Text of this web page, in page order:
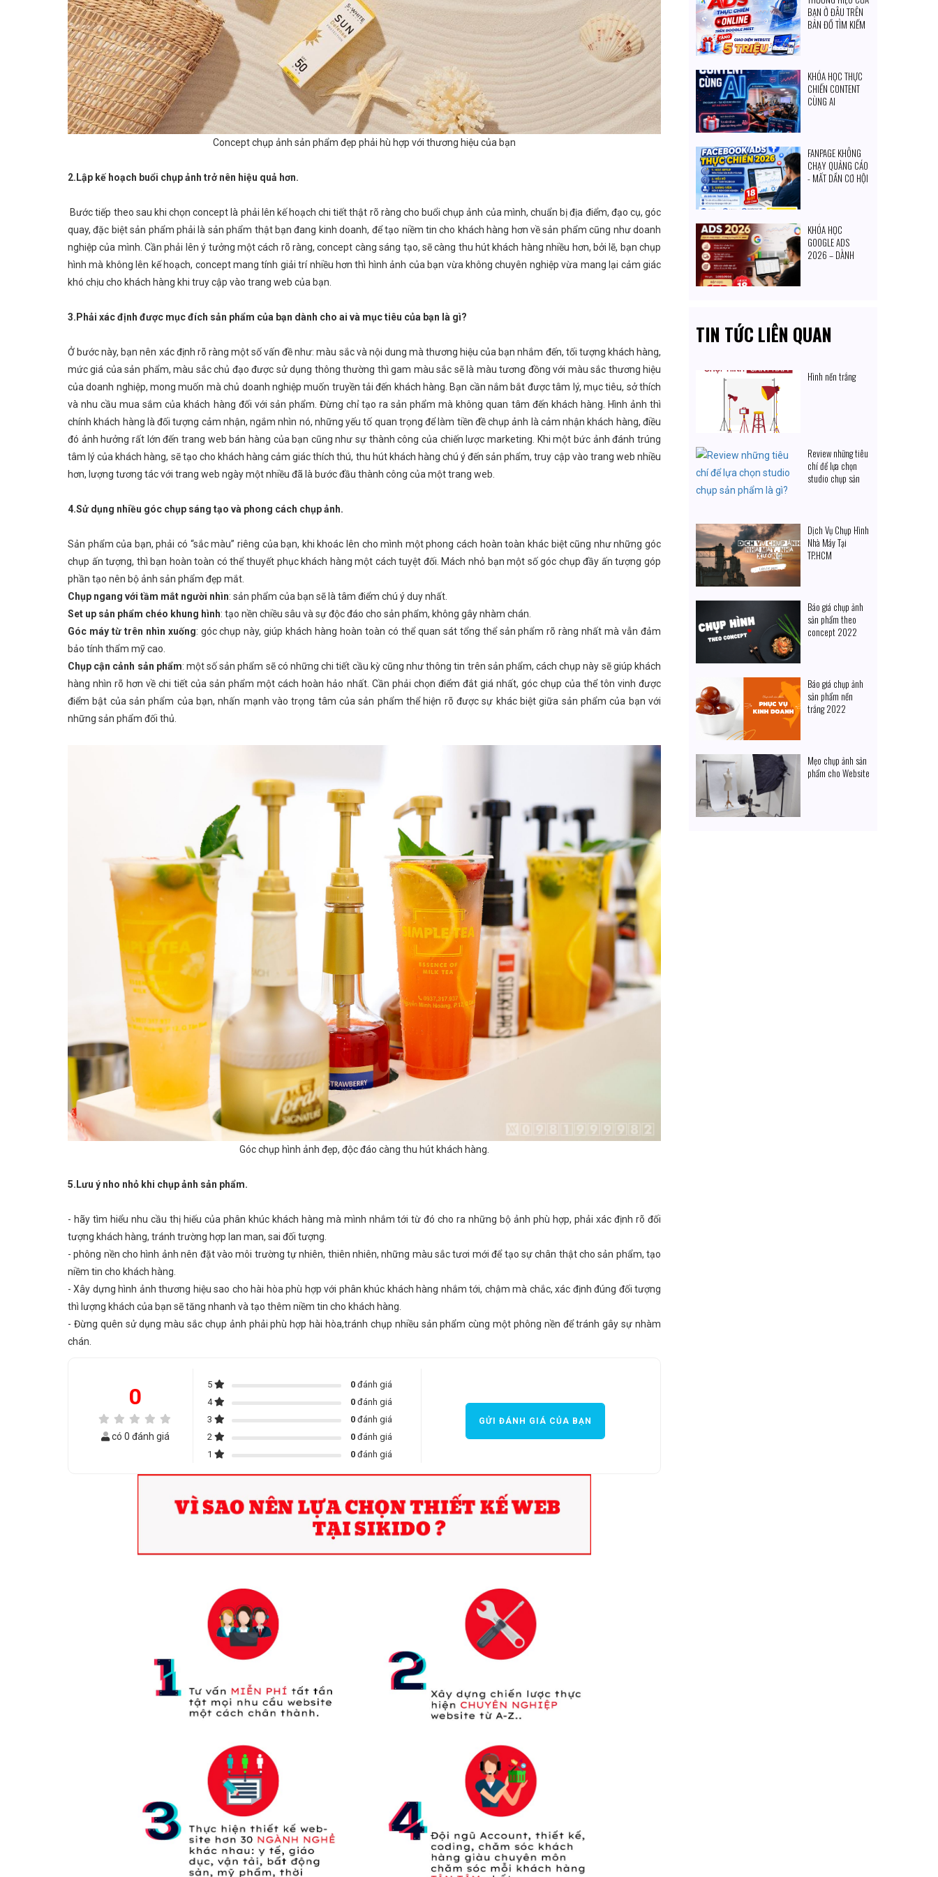
Concept chụp ảnh sản phẩm đẹp phải hù hợp với thương hiệu của bạn
2.Lập kế hoạch buổi chụp ảnh trở nên hiệu quả hơn.
Bước tiếp theo sau khi chọn concept là phải lên kế hoạch chi tiết thật rõ ràng cho buổi chụp ảnh của mình, chuẩn bị địa điểm, đạo cụ, góc
quay, đặc biệt sản phẩm phải là sản phẩm thật bạn đang kinh doanh, để tạo niềm tin cho khách hàng hơn về sản phẩm cũng như doanh
nghiệp của mình. Cần phải lên ý tưởng một cách rõ ràng, concept càng sáng tạo, sẽ càng thu hút khách hàng nhiều hơn, bởi lẽ, bạn chụp
hình mà không lên kế hoạch, concept mang tính giải trí nhiều hơn thì hình ảnh của bạn vừa không chuyên nghiệp vừa mang lại cảm giác
khó chịu cho khách hàng khi truy cập vào trang web của bạn.
3.Phải xác định được mục đích sản phẩm của bạn dành cho ai và mục tiêu của bạn là gì?
Ở bước này, bạn nên xác định rõ ràng một số vấn đề như: màu sắc và nội dung mà thương hiệu của bạn nhắm đến, tối tượng khách hàng,
mức giá của sản phẩm, màu sắc chủ đạo được sử dụng thông thường thì gam màu sắc sẽ là màu tương đồng với màu sắc thương hiệu
của doanh nghiệp, mong muốn mà chủ doanh nghiệp muốn truyền tải đến khách hàng. Bạn cần nắm bắt được tâm lý, mục tiêu, sở thích
và nhu cầu mua sắm của khách hàng đối với sản phẩm. Đừng chỉ tạo ra sản phẩm mà không quan tâm đến khách hàng. Hình ảnh thì
chính khách hàng là đối tượng cảm nhận, ngắm nhìn nó, những yếu tố quan trọng để làm tiền đềchụp ảnh là cảm nhận khách hàng, điều
đó ảnh hưởng rất lớn đến trang web bán hàng của bạn cũng như sự thành công của chiến lược marketing. Khi một bức ảnh đánh trúng
tâm lý của khách hàng, sẽ tạo cho khách hàng cảm giác thích thú, thu hút khách hàng chú ý đến sản phẩm, truy cập vào trang web nhiều
hơn, lượng tương tác với trang web ngày một nhiều đã là bước đầu thành công của một trang web.
4.Sử dụng nhiều góc chụp sáng tạo và phong cách chụp ảnh.
Sản phẩm của bạn, phải có “sắc màu” riêng của bạn, khi khoác lên cho mình một phong cách hoàn toàn khác biệt cũng như những góc
chụp ấn tượng, thì bạn hoàn toàn có thể thuyết phục khách hàng một cách tuyệt đối. Mách nhỏ bạn một số góc chụp đầy ấn tượng góp
phần tạo nên bộ ảnh sản phẩm đẹp mắt.
Chụp ngang với tầm mắt người nhìn: sản phẩm của bạn sẽ là tâm điểm chú ý duy nhất.
Set up sản phẩm chéo khung hình: tạo nền chiều sâu và sự độc đáo cho sản phẩm, không gây nhàm chán.
Góc máy từ trên nhìn xuống: góc chụp này, giúp khách hàng hoàn toàn có thể quan sát tổng thể sản phẩm rõ ràng nhất mà vẫn đảm
bảo tính thẩm mỹ cao.
Chụp cận cảnh sản phẩm: một số sản phẩm sẽ có những chi tiết cầu kỳ cũng như thông tin trên sản phẩm, cách chụp này sẽ giúp khách
hàng nhìn rõ hơn về chi tiết của sản phẩm một cách hoàn hảo nhất. Cần phải chọn điểm đắt giá nhất, góc chụp của thể tôn vinh được
điểm bật của sản phẩm của bạn, nhấn mạnh vào trọng tâm của sản phẩm thể hiện rõ được sự khác biệt giữa sản phẩm của bạn với
những sản phẩm đối thủ.
Góc chụp hình ảnh đẹp, độc đáo càng thu hút khách hàng.
5.Lưu ý nho nhỏ khi chụp ảnh sản phẩm.
- hãy tìm hiểu nhu cầu thị hiếu của phân khúc khách hàng mà mình nhắm tới từ đó cho ra những bộ ảnh phù hợp, phải xác định rõ đối
tượng khách hàng, tránh trường hợp lan man, sai đối tượng.
- phông nền cho hình ảnhnên đặt vào môi trường tự nhiên, thiên nhiên, những màu sắc tươi mới để tạo sự chân thật cho sản phẩm, tạo
niềm tin cho khách hàng.
- Xây dựng hình ảnh thương hiệu sao cho hài hòa phù hợp với phân khúc khách hàng nhắm tới, chậm mà chắc, xác định đúng đối tượng
thì lượng khách của bạn sẽ tăng nhanh và tạo thêm niềm tin cho khách hàng.
- Đừng quên sử dụng màu sắc chụp ảnh phải phù hợp hài hòa,tránh chụp nhiều sản phẩm cùng một phông nền để tránh gây sự nhàm
chán.
0
có 0 đánh giá
5 0đánh giá
4
0đánh giá
3
0đánh giá
2
0đánh giá
1
0đánh giá
GỬI ĐÁNH GIÁ CỦA BẠN
BẠN Ở ĐÂU TRÊN
BẢN ĐỒ TÌM KIẾM
KHÓA HỌC THỰC
CHIẾN CONTENT
CÙNG AI
FANPAGE KHÔNG
CHẠY QUẢNG CÁO
- MẤT DẦN CƠ HỘI
KHÓA HỌC
GOOGLE ADS
2026 – DÀNH
TIN TỨC LIÊN QUAN
Hình nền trắng
Review những tiêu
chí để lựa chọn
studio chụp sản
Dịch Vụ Chụp Hình
Nhà Máy Tại
TP.HCM
Báo giá chụp ảnh
sản phẩm theo
concept 2022
Báo giá chụp ảnh
sản phẩm nền
trắng 2022
Mẹo chụp ảnh sản
phẩm cho Website